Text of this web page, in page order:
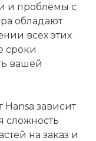
и проблемы с
обладают
всех этих
сроки
вашей
Hansa зависит
сложность
на заказ и